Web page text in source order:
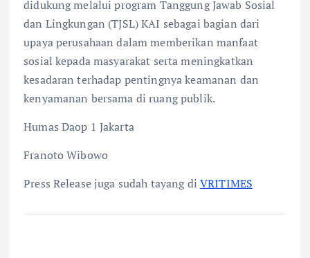
didukung melalui program Tanggung Jawab Sosial
dan Lingkungan (TJSL) KAI sebagai bagian dari
upaya perusahaan dalam memberikan manfaat
sosial kepada masyarakat serta meningkatkan
kesadaran terhadap pentingnya keamanan dan
kenyamanan bersama di ruang publik.
Humas Daop 1 Jakarta
Franoto Wibowo
Press Release juga sudah tayang diVRITIMES